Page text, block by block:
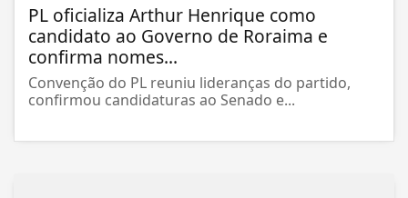
PL oficializa Arthur Henrique como
candidato ao Governo de Roraima e
confirma nomes...
Convenção do PL reuniu lideranças do partido,
confirmou candidaturas ao Senado e...